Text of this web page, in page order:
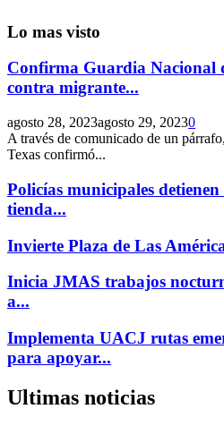
Lo mas visto
Confirma Guardia Nacional
contra migrante...
agosto 28, 2023agosto 29, 20230
A través de comunicado de un
Texas confirmó...
Policías municipales
tienda...
Invierte Plaza de Las
Inicia JMAS trabajos
a...
Implementa UACJ rutas
para apoyar...
Ultimas noticias